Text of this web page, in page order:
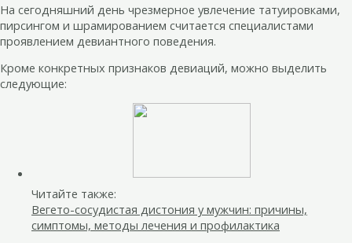
На сегодняшний день чрезмерное увлечение татуировками,
пирсингом и шрамированием считается специалистами
проявлением девиантного поведения.
Кроме конкретных признаков девиаций, можно выделить
следующие:
Читайте также:
Вегето-сосудистая дистония у мужчин: причины,
симптомы, методы лечения и профилактика